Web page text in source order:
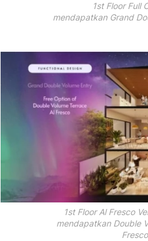
1st Floor Full
mendapatkan Grand
1st Floor Al Fresco
mendapatkan Double
Fresco